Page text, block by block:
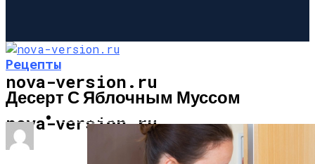
nova-version.ru
nova-version.ru
ИНТЕРЕСНОЕ И ПОЗНАВАТЕЛЬНОЕ
Рецепты
Десерт С Яблочным Муссом